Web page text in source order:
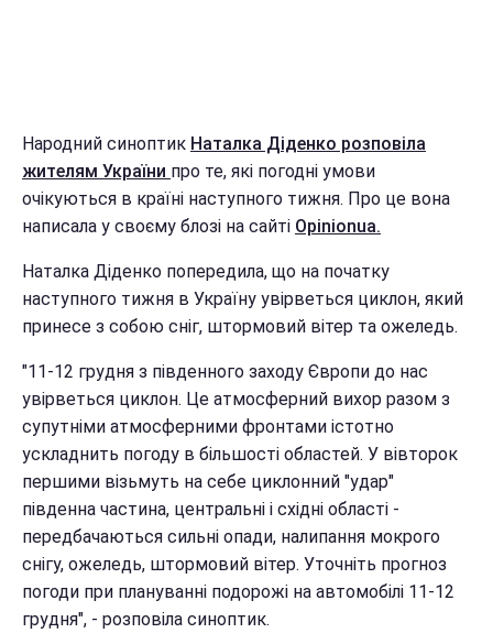
Народний синоптик Наталка Діденко розповіла
жителям України про те, які погодні умови
очікуються в країні наступного тижня. Про це вона
написала у своєму блозі на сайті Оріnіоnuа.
Наталка Діденко попередила, що на початку
наступного тижня в Україну увірветься циклон, який
принесе з собою сніг, штормовий вітер та ожеледь.
"11-12 грудня з південного заходу Європи до нас
увірветься циклон. Це атмосферний вихор разом з
супутніми атмосферними фронтами істотно
ускладнить погоду в більшості областей. У вівторок
першими візьмуть на себе циклонний "удар"
південна частина, центральні і східні області -
передбачаються сильні опади, налипання мокрого
снігу, ожеледь, штормовий вітер. Уточніть прогноз
погоди при плануванні подорожі на автомобілі 11-12
грудня", - розповіла синоптик.